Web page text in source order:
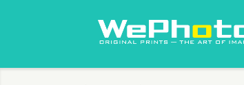
ナ
ゲ
コ
テ